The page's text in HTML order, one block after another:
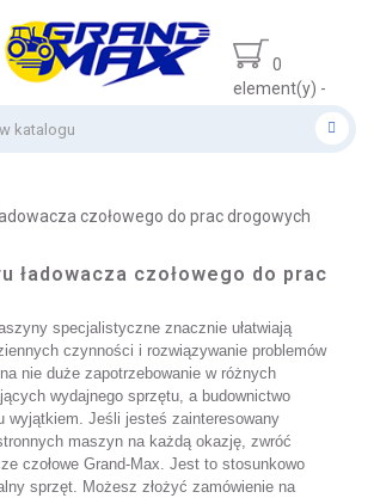
0
element(y) -
czołowego do prac drogowych
ładowacza czołowego do prac
specjalistyczne znacznie ułatwiają
czynności i rozwiązywanie problemów
nie duże zapotrzebowanie w różnych
wydajnego sprzętu, a budownictwo
wyjątkiem. Jeśli jesteś zainteresowany
maszyn na każdą okazję, zwróć
czołowe Grand-Max. Jest to stosunkowo
sprzęt. Możesz złożyć zamówienie na